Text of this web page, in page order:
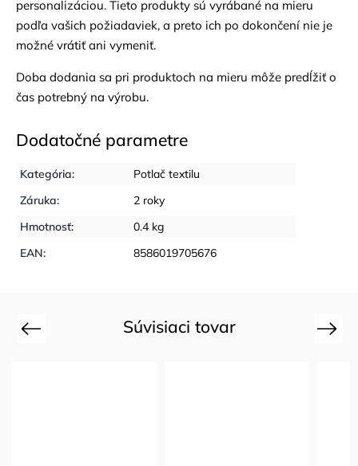
personalizáciou. Tieto produkty sú vyrábané na mieru
podľa vašich požiadaviek, a preto ich po dokončení nie je
možné vrátiť ani vymeniť.
Doba dodania sa pri produktoch na mieru môže predĺžiť o
čas potrebný na výrobu.
Dodatočné parametre
Kategória:
Potlač textilu
Záruka:
2 roky
Hmotnosť:
0.4 kg
EAN: 8586019705676
Súvisiaci tovar
Previous Next